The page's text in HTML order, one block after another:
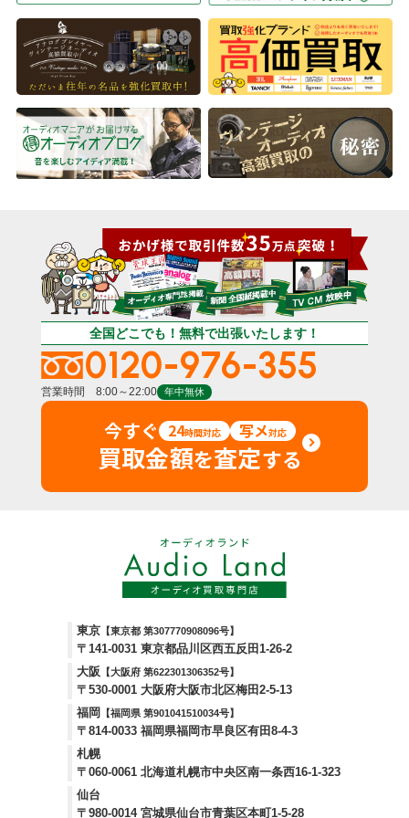
全国どこでも！無料で出張いたします！
0120-976-355
営業時間 8:00～22:00 年中無休
今すぐ 24時間対応 写メ対応
買取金額を査定する
東京 【東京都 第307770908096号】
〒141-0031 東京都品川区西五反田1-26-2
大阪
【大阪府 第622301306352号】
〒530-0001 大阪府大阪市北区梅田2-5-13
福岡
【福岡県 第901041510034号】
〒814-0033 福岡県福岡市早良区有田8-4-3
札幌
〒060-0061 北海道札幌市中央区南一条西16-1-323
仙台
〒980-0014 宮城県仙台市青葉区本町1-5-28